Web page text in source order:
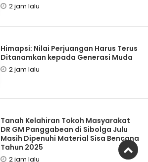
2 jam lalu
Himapsi: Nilai Perjuangan Harus Terus
Ditanamkan kepada Generasi Muda
2 jam lalu
Tanah Kelahiran Tokoh Masyarakat
DR GM Panggabean di Sibolga Julu
Masih Dipenuhi Material Sisa Bencana
Tahun 2025
2 jam lalu